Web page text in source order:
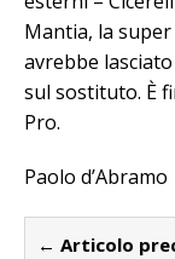
Mantia, la
avrebbe
sul sostituto. È
Pro.
Paolo d’Abramo
← Articolo